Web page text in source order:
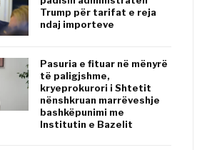
Trump për tarifat e reja
ndaj importeve
Pasuria e fituar në mënyrë
të paligjshme,
kryeprokurori i Shtetit
nënshkruan marrëveshje
bashkëpunimi me
Institutin e Bazelit